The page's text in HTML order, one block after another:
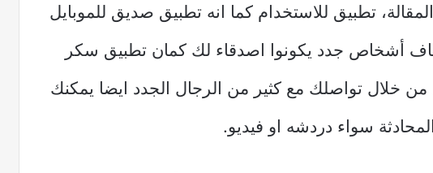
تطبيق للاستخدام كما انه تطبيق صديق للموبايل
أشخاص جدد يكونوا اصدقاء لك كمان تطبيق سكر
من خلال تواصلك مع كثير من الرجال الجدد ايضا يمكنك
سواء دردشه او فيديو.